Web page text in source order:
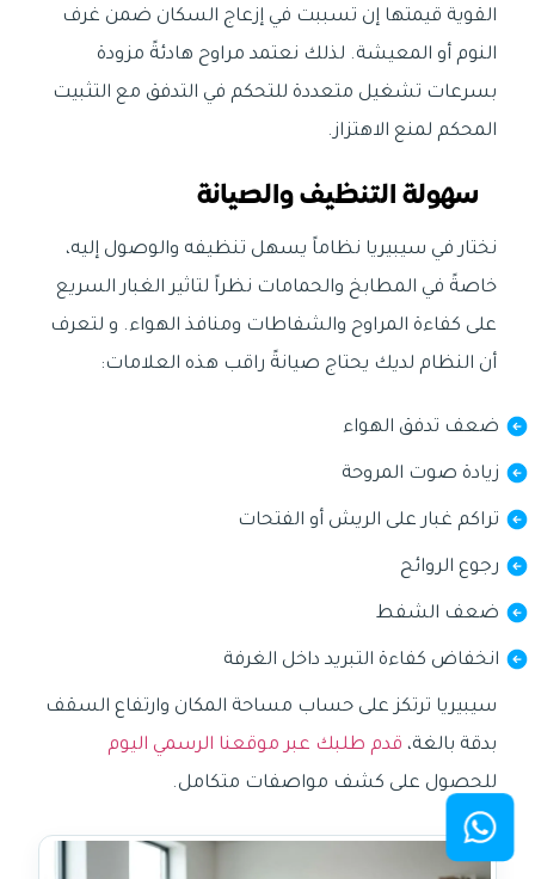
القوية قيمتها إن تسببت في إزعاج السكان ضمن غرف
النوم أو المعيشة. لذلك نعتمد مراوح هادئةً مزودة
بسرعات تشغيل متعددة للتحكم في التدفق مع التثبيت
المحكم لمنع الاهتزاز.
سهولة التنظيف والصيانة
نختار في سيبيريا نظاماً يسهل تنظيفه والوصول إليه،
خاصةً في المطابخ والحمامات نظراً لتاثير الغبار السريع
على كفاءة المراوح والشفاطات ومنافذ الهواء. و لتعرف
أن النظام لديك يحتاج صيانةً راقب هذه العلامات:
ضعف تدفق الهواء
زيادة صوت المروحة
تراكم غبار على الريش أو الفتحات
رجوع الروائح
ضعف الشفط
انخفاض كفاءة التبريد داخل الغرفة
سيبيريا ترتكز على حساب مساحة المكان وارتفاع السقف
بدقة بالغة، قدم طلبك عبر موقعنا الرسمي اليوم
للحصول على كشف مواصفات متكامل.